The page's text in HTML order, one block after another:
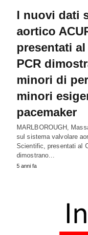
I nuovi dati
aortico
presentati
PCR
minori di
minori
pacemaker
MARLBOROUGH,
sul sistema valvolare
Scientific, presentati al
dimostrano…
5 anni fa